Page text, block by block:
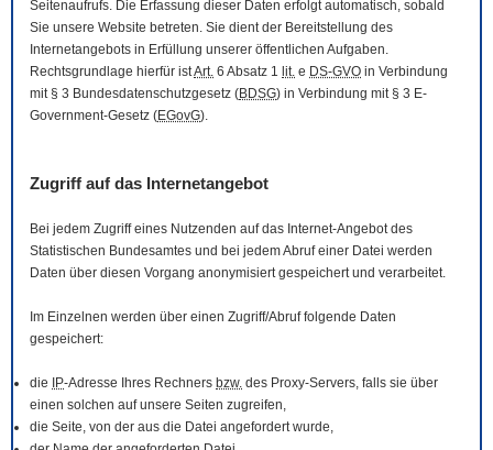
Seitenaufrufs. Die Erfassung dieser Daten erfolgt automatisch, sobald
Sie unsere Website betreten. Sie dient der Bereitstellung des
Internetangebots in Erfüllung unserer öffentlichen Aufgaben.
Rechtsgrundlage hierfür istArt. 6 Absatz 1 lit. e DS-GVO in Verbindung
mit § 3 Bundesdatenschutzgesetz (BDSG) in Verbindung mit § 3 E-
Government-Gesetz (EGovG).
Zugriff auf das Internetangebot
Bei jedem Zugriff eines Nutzenden auf das Internet-Angebot des
Statistischen Bundesamtes und bei jedem Abruf einer Datei werden
Daten über diesen Vorgang anonymisiert gespeichert und verarbeitet.
Im Einzelnen werden über einen Zugriff/Abruf folgende Daten
gespeichert:
die IP-Adresse Ihres Rechners bzw. des Proxy-Servers, falls sie über
einen solchen auf unsere Seiten zugreifen,
die Seite, von der aus die Datei angefordert wurde,